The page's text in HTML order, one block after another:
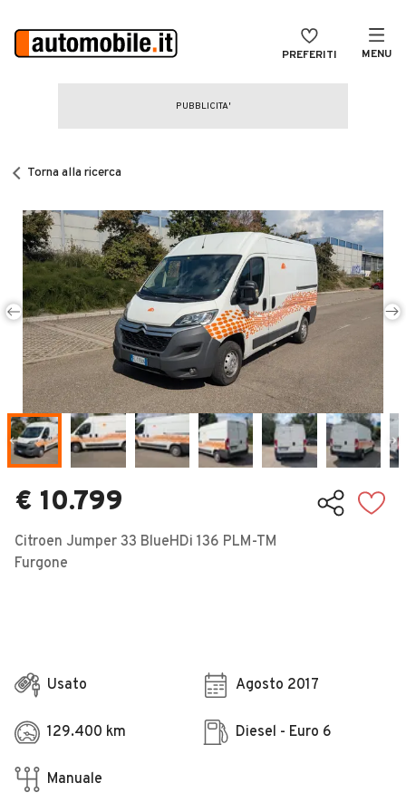
PREFERITI MENU
CERCA
Auto Nuove
Noleggio a lungo termine
Auto d'epoca
Moto
Camper
Veicoli Commerciali
Concessionari
Torna alla ricerca
€ 10.799
Citroen Jumper 33 BlueHDi 136 PLM-TM
Furgone
Usato Agosto 2017
129.400 km Diesel - Euro 6
Manuale